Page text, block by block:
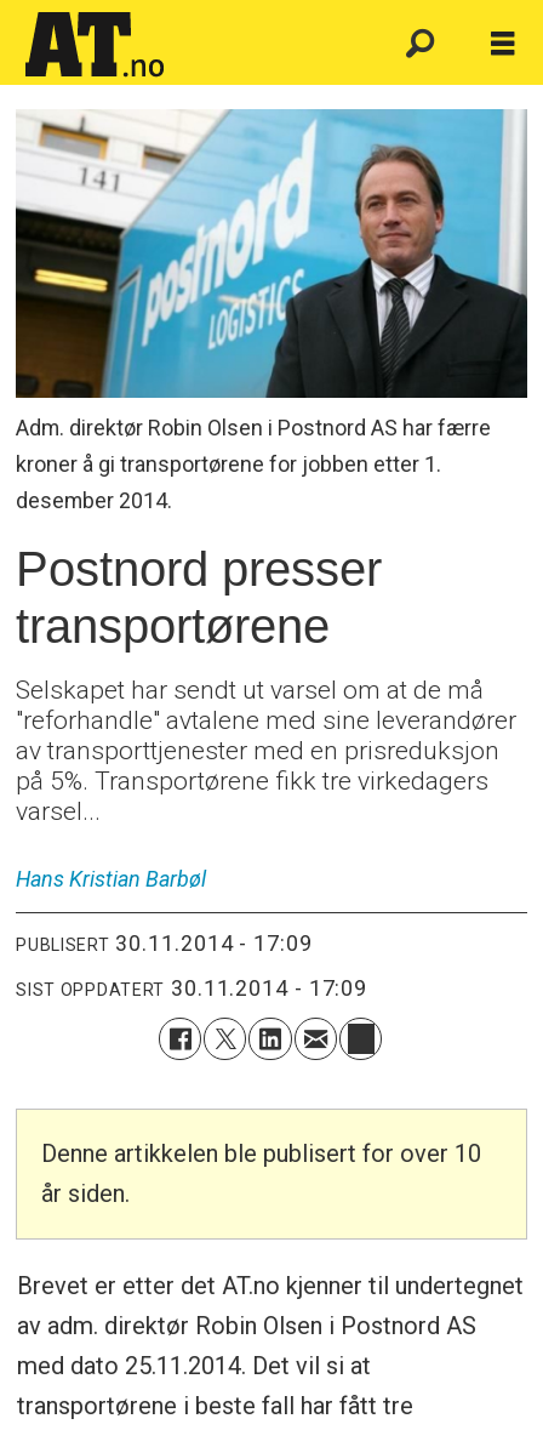
Adm. direktør Robin Olsen i Postnord AS har færre
kroner å gi transportørene for jobben etter 1.
desember 2014.
Postnord presser
transportørene
Selskapet har sendt ut varsel om at de må
"reforhandle" avtalene med sine leverandører
av transporttjenester med en prisreduksjon
på 5%. Transportørene fikk tre virkedagers
varsel...
Hans Kristian Barbøl
PUBLISERT 30.11.2014 - 17:09
SIST OPPDATERT 30.11.2014 - 17:09
Denne artikkelen ble publisert for over 10
år siden.
Brevet er etter det AT.no kjenner til undertegnet
av adm. direktør Robin Olsen i Postnord AS
med dato 25.11.2014. Det vil si at
transportørene i beste fall har fått tre